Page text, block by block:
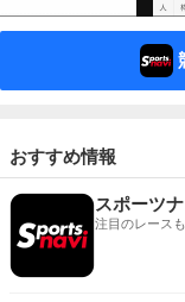
おすすめ情報
スポーツ
注目のレース